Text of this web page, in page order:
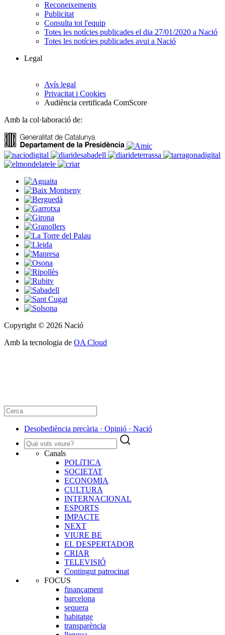
Reconeixements
Publicitat
Consulta tot l'equip
Totes les notícies publicades el dia 27/01/2020 a Nació
Totes les notícies publicades avui a Nació
Legal
Avís legal
Privacitat i Cookies
Audiència certificada ComScore
Amb la col·laboració de:
Copyright © 2026 Nació
Amb la tecnologia de OA Cloud
Desobediència precària · Opinió · Nació
Canals
POLíTICA
SOCIETAT
ECONOMIA
CULTURA
INTERNACIONAL
ESPORTS
IMPACTE
NEXT
VIURE BE
EL DESPERTADOR
CRIAR
TELEVISIÓ
Contingut patrocinat
FOCUS
finançament
barcelona
sequera
habitatge
transparència